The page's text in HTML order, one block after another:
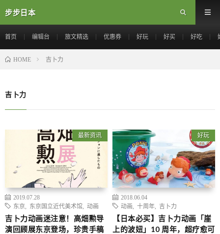
步步日本
首页 编辑台 旅文精选 优惠券 好玩 好买 好吃
HOME 吉卜力
吉卜力
最新资讯
2019.07.28
东京
东京国立近代美术馆 动画
吉卜力动画迷注意！高畑勲导
演回顾展东京登场，珍贵手稿
好玩
2018.06.04
动画
十周年 吉卜力
【日本必买】吉卜力动画「崖
上的波妞」10 周年，超疗愈可